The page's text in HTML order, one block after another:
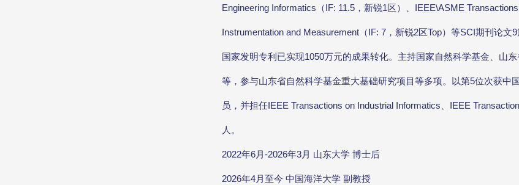
Engineering Informatics（IF: 11.5，新锐1区）、IEEE\ASME
Instrumentation and Measurement（IF: 7，新锐2区Top）等SCI期刊论
国家发明专利已实现1050万元的成果转化。主持国家自然科学基金、山
等，参与山东省自然科学基金重大基础研究项目等多项。以第5位次获
员，并担任IEEE Transactions on Industrial Informatics、IEEE
人。
2022年6月-2026年3月 山东大学 博士后
2026年4月至今 中国海洋大学 副教授